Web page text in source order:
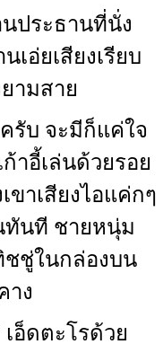
ะธานที่นั่ง
เอ่ยเสียงเรียบ
ามสาย
จะมีก็แค่ใจ
าอี้เล่นด้วยรอย
ขาเสียงไอแค่กๆ
นที ชายหนุ่ม
ชชู่ในกล่องบน
าง
ดตะโรด้วย